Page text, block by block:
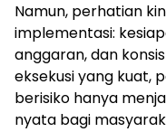
Namun, perhatian
implementasi:
anggaran, dan
eksekusi yang kuat,
berisiko hanya
nyata bagi